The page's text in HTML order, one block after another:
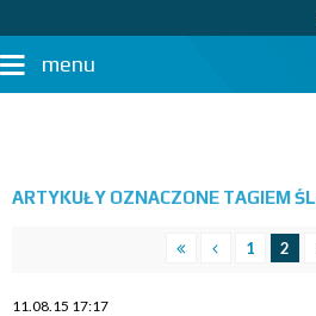
menu
ARTYKUŁY OZNACZONE TAGIEM
1 2
11.08.15 17:17